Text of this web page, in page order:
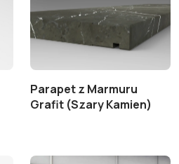
Parapet z Marmuru
Grafit (Szary Kamien)